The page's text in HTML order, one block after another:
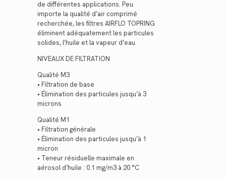
de différentes applications. Peu
importe la qualité d’air comprimé
recherchée, les filtres AIRFLO TOPRING
éliminent adéquatement les particules
solides, l’huile et la vapeur d’eau.
NIVEAUX DE FILTRATION
Qualité M3
• Filtration de base
• Élimination des particules jusqu’à 3
microns
Qualité M1
• Filtration générale
• Élimination des particules jusqu’à 1
micron
• Teneur résiduelle maximale en
aérosol d’huile : 0.1 mg/m3 à 20 °C